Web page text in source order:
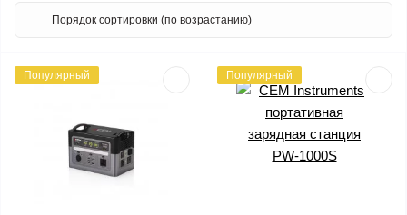
Популярный Популярный